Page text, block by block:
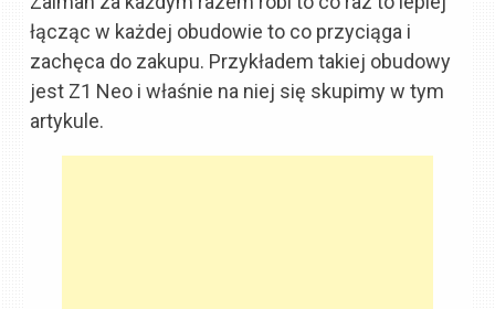
łącząc w każdej obudowie to co przyciąga i
zachęca do zakupu. Przykładem takiej obudowy
jest Z1 Neo i właśnie na niej się skupimy w tym
artykule.